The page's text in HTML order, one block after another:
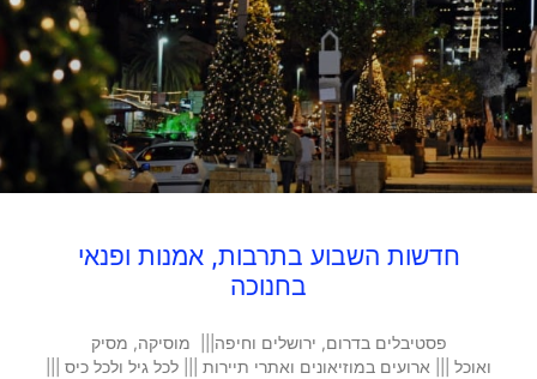
חדשות השבוע בתרבות, אמנות ופנאי
בחנוכה
פסטיבלים בדרום, ירושלים וחיפה||| מוסיקה, מסיק
ואוכל ||| ארועים במוזיאונים ואתרי תיירות ||| לכל גיל ולכל כיס |||